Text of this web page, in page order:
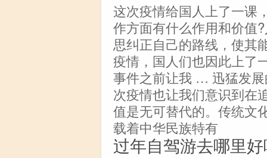
这次疫情给国人上了一课
作方面有什么作用和价值
思纠正自己的路线，使其
疫情，国人们也因此上了
事件之前让我 … 迅猛发
次疫情也让我们意识到在
值是无可替代的。传统文
载着中华民族特有
过年自驾游去哪里